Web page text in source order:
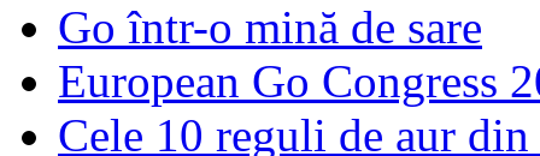
Go într-o mină de sare
European Go Congress
Cele 10 reguli de aur